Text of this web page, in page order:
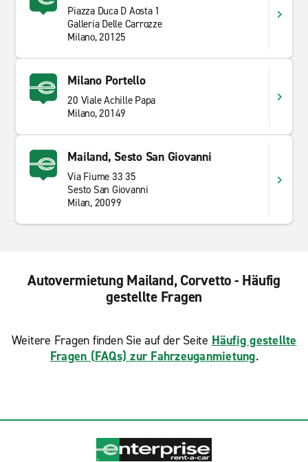
Piazza Duca D Aosta 1
Galleria Delle Carrozze
Milano, 20125
Milano Portello
20 Viale Achille Papa
Milano, 20149
Mailand, Sesto San Giovanni
Via Fiume 33 35
Sesto San Giovanni
Milan, 20099
Autovermietung Mailand, Corvetto - Häufig
gestellte Fragen
Weitere Fragen finden Sie auf der Seite Häufig gestellte
Fragen (FAQs) zur Fahrzeuganmietung.